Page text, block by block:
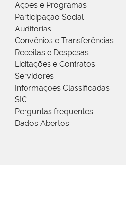
Ações e Programas
Participação Social
Auditorias
Convênios e Transferências
Receitas e Despesas
Licitações e Contratos
Servidores
Informações Classificadas
SIC
Perguntas frequentes
Dados Abertos